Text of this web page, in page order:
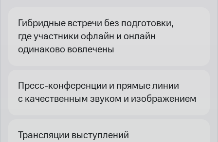
Гибридные встречи без подготовки,
где участники офлайн и онлайн
одинаково вовлечены
Пресс-конференции и прямые линии
с качественным звуком и изображением
Трансляции выступлений